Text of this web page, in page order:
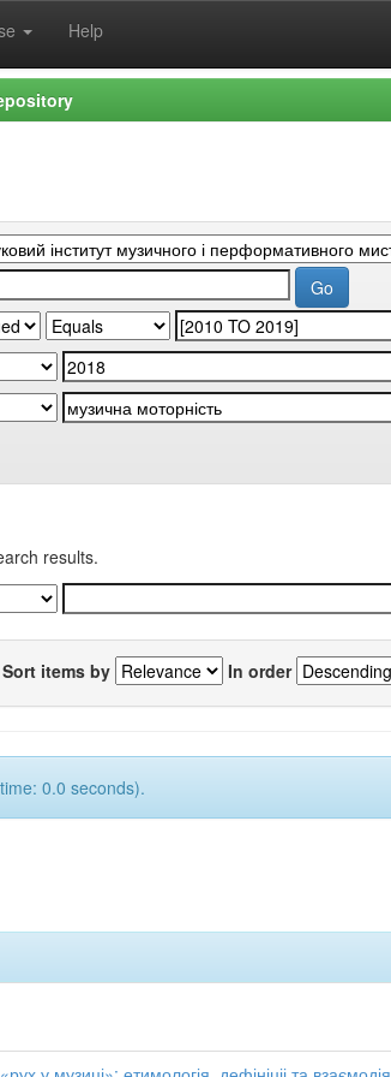
Help
results.
Sort items by In order
0.0 seconds).